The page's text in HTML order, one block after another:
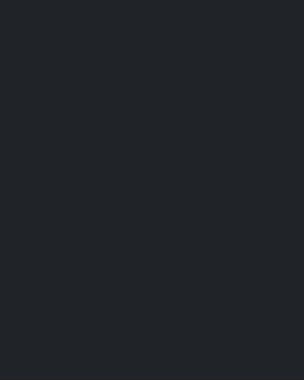
xmlns="http://www.w3.org/1999/xhtml" xml:lang="#LANG"
xmlns="http://www.w3.org/1999/xhtml" xml:lang="#LANG"
www.w3.org/1999/xhtml" xml:lang="#LANG"
www.w3.org/1999/xhtml" xml:lang="#LANG"
xml:lang="#LANG" lang="#LANG" dir="#LANG_DIR">